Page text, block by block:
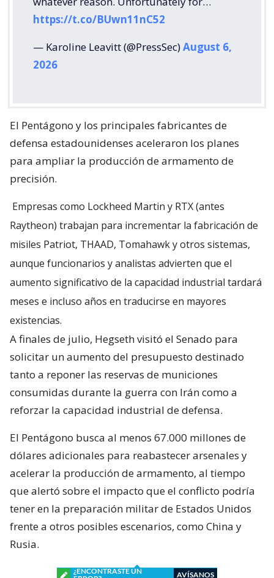
https://t.co/BUwn11nC52
— Karoline Leavitt (@PressSec)August 6,
2026
El Pentágono y los principales fabricantes de
defensa estadounidenses aceleraron los planes
para ampliar la producción de armamento de
precisión.
Empresas como Lockheed Martin y RTX (antes
Raytheon) trabajan para incrementar la fabricación de
misiles Patriot, THAAD, Tomahawk y otros sistemas,
aunque funcionarios y analistas advierten que el
aumento significativo de la capacidad industrial tardará
meses e incluso años en traducirse en mayores
existencias.
A finales de julio, Hegseth visitó el Senado para
solicitar un aumento del presupuesto destinado
tanto a reponer las reservas de municiones
consumidas durante la guerra con Irán como a
reforzar la capacidad industrial de defensa.
El Pentágono busca al menos 67.000 millones de
dólares adicionales para reabastecer arsenales y
acelerar la producción de armamento, al tiempo
que alertó sobre el impacto que el conflicto podría
tener en la preparación militar de Estados Unidos
frente a otros posibles escenarios, como China y
Rusia.
¿ENCONTRASTE UN
AVÍSANOS